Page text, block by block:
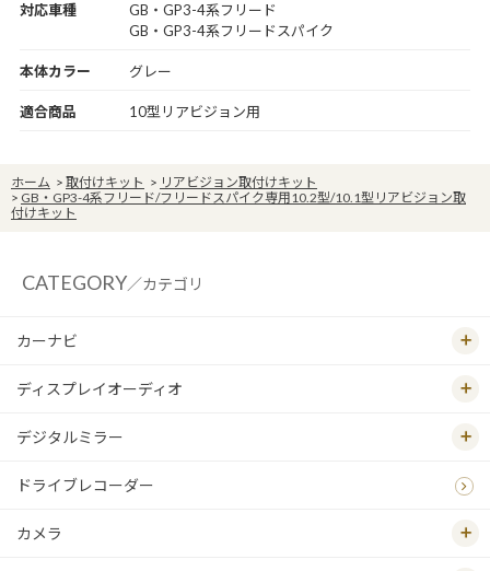
対応車種
GB・GP3-4系フリード
GB・GP3-4系フリードスパイク
本体カラー グレー
適合商品 10型リアビジョン用
ホーム > 取付けキット > リアビジョン取付けキット
> GB・GP3-4系フリード/フリードスパイク専用10.2型/10.1型リアビジョン取
付けキット
CATEGORY／カテゴリ
カーナビ
ディスプレイオーディオ
デジタルミラー
ドライブレコーダー
カメラ